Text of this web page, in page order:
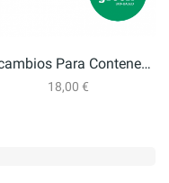
Recambios Para Contenedor De Pañales TOMMEE TIPPEE
18,00 €